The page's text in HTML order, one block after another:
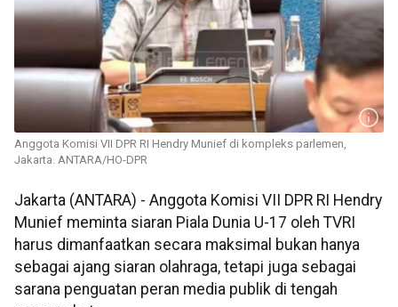
Anggota Komisi VII DPR RI Hendry Munief di kompleks parlemen,
Jakarta. ANTARA/HO-DPR
Jakarta (ANTARA) - Anggota Komisi VII DPR RI Hendry
Munief meminta siaran Piala Dunia U-17 oleh TVRI
harus dimanfaatkan secara maksimal bukan hanya
sebagai ajang siaran olahraga, tetapi juga sebagai
sarana penguatan peran media publik di tengah